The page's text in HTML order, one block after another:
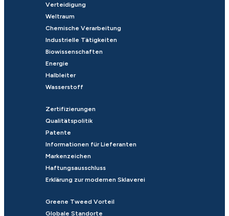
Verteidigung
Weltraum
Chemische Verarbeitung
Industrielle Tätigkeiten
Biowissenschaften
Energie
Halbleiter
Wasserstoff
Zertifizierungen
Qualitätspolitik
Patente
Informationen für Lieferanten
Markenzeichen
Haftungsausschluss
Erklärung zur modernen Sklaverei
Greene Tweed Vorteil
Globale Standorte